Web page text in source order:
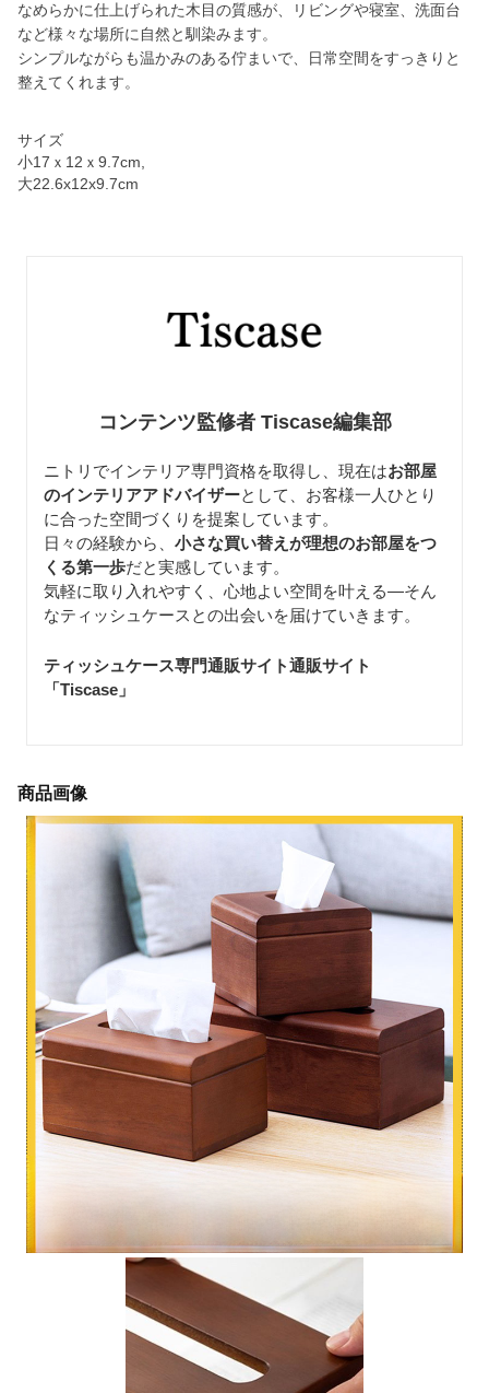
なめらかに仕上げられた木目の質感が、リビングや寝室、洗面台
など様々な場所に自然と馴染みます。
シンプルながらも温かみのある佇まいで、日常空間をすっきりと
整えてくれます。
サイズ
小17ｘ12ｘ9.7cm,
大22.6x12x9.7cm
コンテンツ監修者 Tiscase編集部
ニトリでインテリア専門資格を取得し、現在はお部屋
のインテリアアドバイザーとして、お客様一人ひとり
に合った空間づくりを提案しています。
日々の経験から、 小さな買い替えが理想のお部屋をつ
くる第一歩だと実感しています。
気軽に取り入れやすく、心地よい空間を叶える—そん
なティッシュケースとの出会いを届けていきます。
ティッシュケース専門通販サイト通販サイト
「Tiscase 」
商品画像